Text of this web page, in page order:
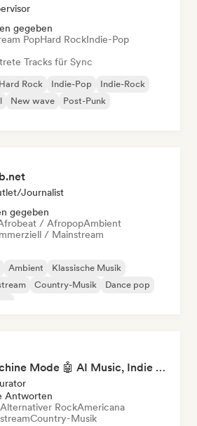
gegeben
PopHard RockIndie-Pop
Tracks für Sync
Hard Rock Indie-Pop
Indie-Rock
New wave
Post-Punk
Journalist
gegeben
/ AfropopAmbient
/ Mainstream
Ambient
Klassische Musik
Country-Musik
Dance pop
Pop Machine Mode 🤖 AI Music, Indie Pop & Dream Pop
Antworten
Alternativer RockAmericana
Country-Musik